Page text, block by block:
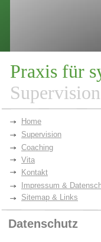
Praxis für
Coaching
Home
Supervision
Vita
Kontakt
Impressum &
Sitemap & Links
Datenschutz